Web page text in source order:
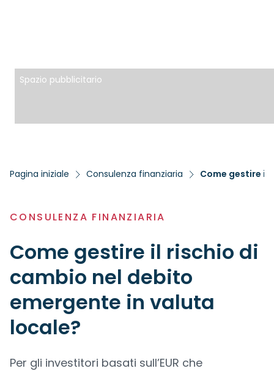
Spazio pubblicitario
Pagina iniziale Consulenza finanziaria Come gestire il
CONSULENZA FINANZIARIA
Come gestire il rischio di
cambio nel debito
emergente in valuta
locale?
Per gli investitori basati sull’EUR che